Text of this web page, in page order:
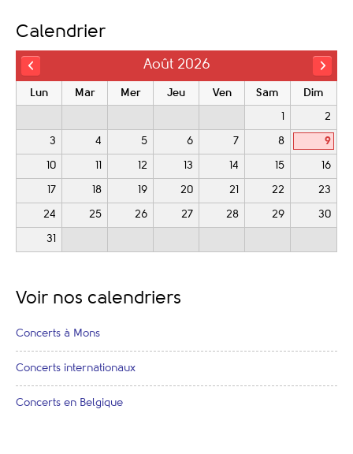
Calendrier
Août 2026
Lun Mar Mer Jeu Ven Sam Dim
2
3 4 5 6 7 8 9
10 12 13 14 15 16
17 18 19 20 21 22 23
24 25 26 27 28 29 30
31
Voir nos calendriers
Concerts à Mons
Concerts internationaux
Concerts en Belgique